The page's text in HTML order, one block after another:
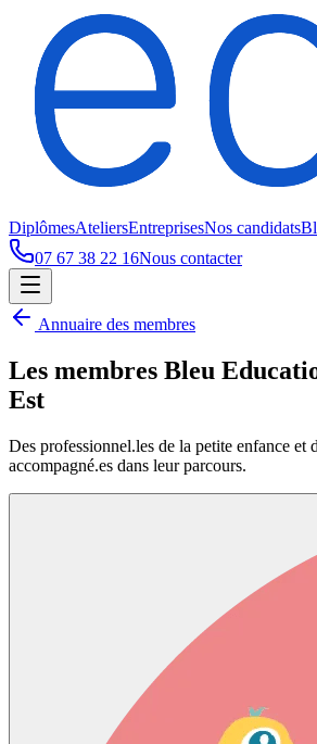
DiplômesAteliersEntreprisesNos candidats
07 67 38 22 16Nous contacter
Annuaire des membres
Les membres Bleu
Est
Des professionnel.les de la petite enfance et
accompagné.es dans leur parcours.